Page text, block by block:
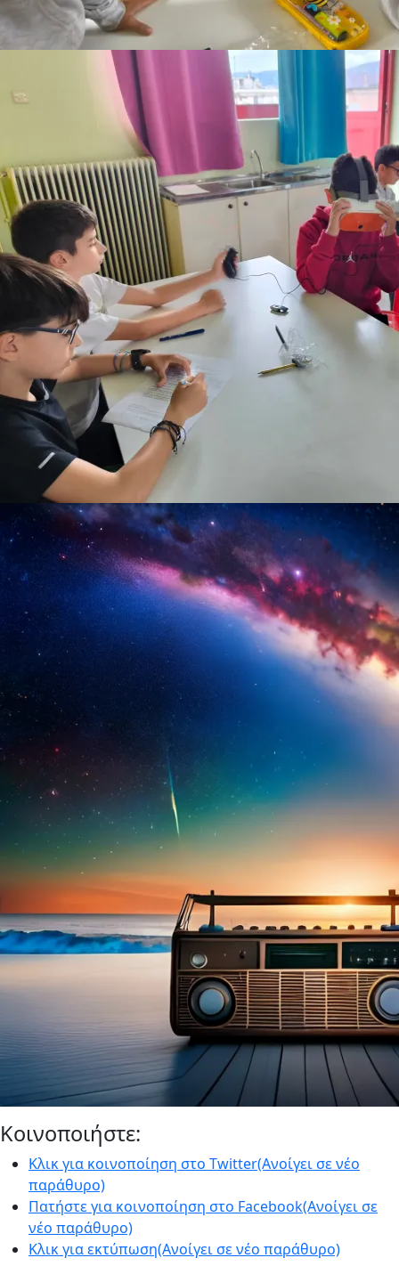
Κοινοποιήστε:
Κλικ για κοινοποίηση στο Twitter(Ανοίγει σε νέο
παράθυρο)
Πατήστε για κοινοποίηση στο Facebook(Ανοίγει σε
νέο παράθυρο)
Κλικ για εκτύπωση(Ανοίγει σε νέο παράθυρο)